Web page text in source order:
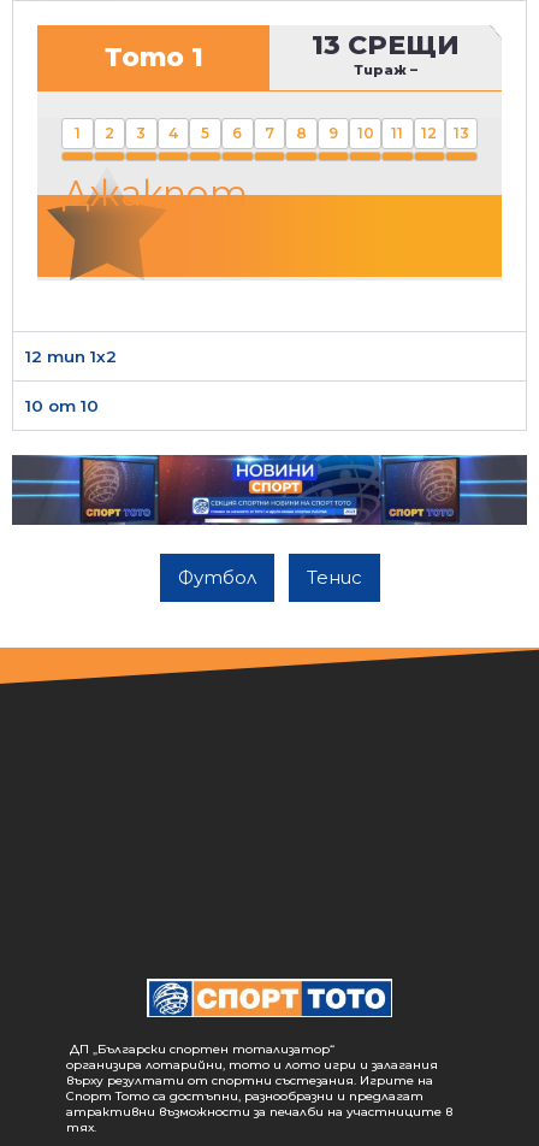
Тото 1 13 СРЕЩИ
Тираж –
1 2 3 4 5 6 7 8 9 10 11 12 13
Джакпот
12 тип 1х2
10 от 10
Футбол Тенис
ДП „Български спортен тотализатор“
организира лотарийни, тото и лото игри и залагания
върху резултати от спортни състезания. Игрите на
Спорт Тото са достъпни, разнообразни и предлагат
атрактивни възможности за печалби на участниците в
тях.